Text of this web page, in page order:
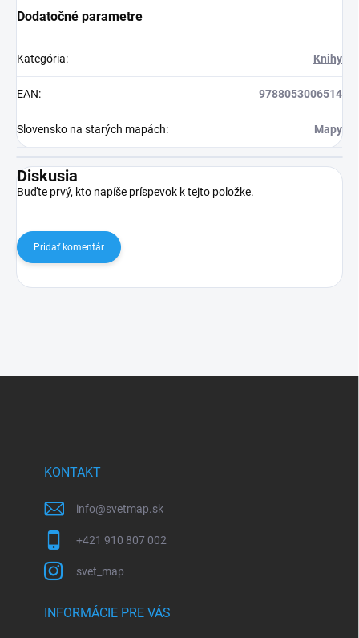
Dodatočné parametre
Kategória: Knihy
EAN: 9788053006514
Slovensko na starých mapách: Mapy
Diskusia
Buďte prvý, kto napíše príspevok k tejto položke.
Pridať komentár
KONTAKT
info@svetmap.sk
+421 910 807 002
svet_map
INFORMÁCIE PRE VÁS